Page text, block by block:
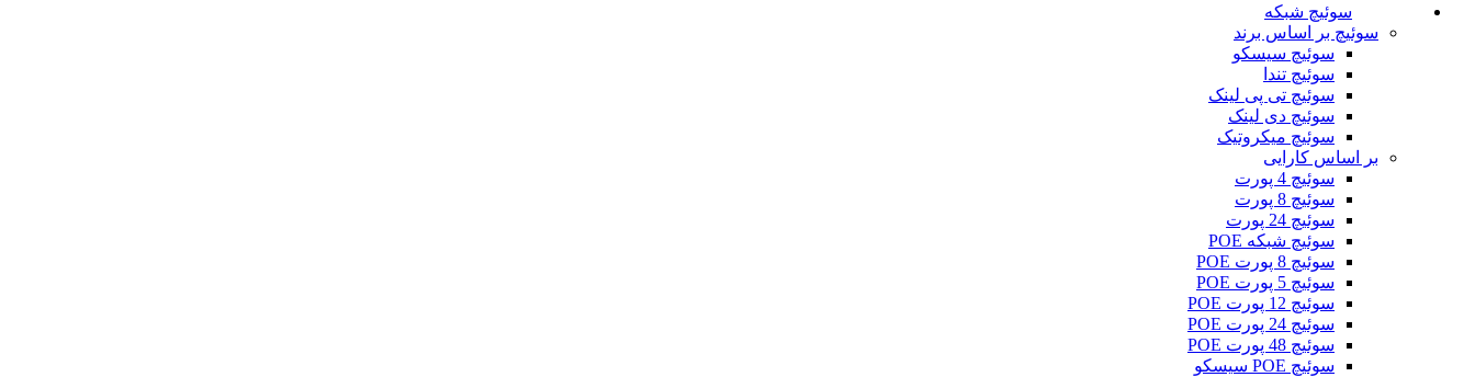
سوئیچ شبکه
سوئیچ بر اساس برند
سوئیچ سیسکو
سوئیچ تندا
سوئیچ تی پی لینک
سوئیچ دی لینک
سوئیچ میکروتیک
بر اساس کارایی
سوئیچ 4 پورت
سوئیچ 8 پورت
سوئیچ 24 پورت
سوئیچ شبکه POE
سوئیچ 8 پورت POE
سوئیچ 5 پورت POE
سوئیچ 12 پورت POE
سوئیچ 24 پورت POE
سوئیچ 48 پورت POE
سوئیچ POE سیسکو